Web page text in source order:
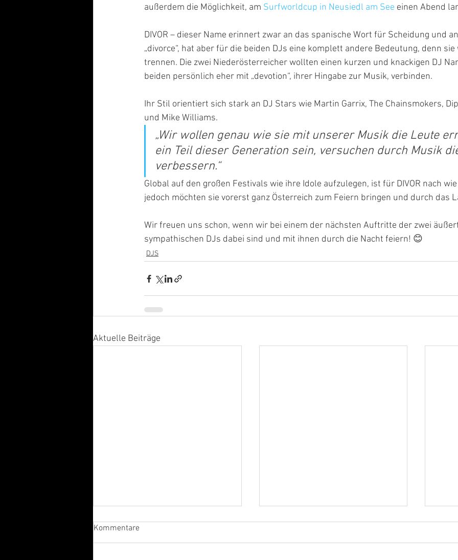
außerdem die Möglichkeit, am Surfworldcup in Neusiedl am See einen Abend
DIVOR – dieser Name erinnert zwar an das spanische Wort für Scheidung und
„divorce“, hat aber für die beiden DJs eine komplett andere Bedeutung, denn
trennen. Die zwei Niederösterreicher wollten einen kurzen und knackigen DJ
beiden persönlich eher mit „devotion“, ihrer Hingabe zur Musik, verbinden.
Ihr Stil orientiert sich stark an DJ Stars wie Martin Garrix, The Chainsmokers,
und Mike Williams.
„Wir wollen genau wie sie mit unserer Musik die Leute
ein Teil dieser Generation sein, versuchen durch Musik
verbessern.“
Global auf den großen Festivals wie ihre Idole aufzulegen, ist für DIVOR nach
jedoch möchten sie vorerst ganz Österreich zum Feiern bringen und durch das
Wir freuen uns schon, wenn wir bei einem der nächsten Auftritte der zwei
sympathischen DJs dabei sind und mit ihnen durch die Nacht feiern! 😊
DJS
Aktuelle Beiträge
Kommentare